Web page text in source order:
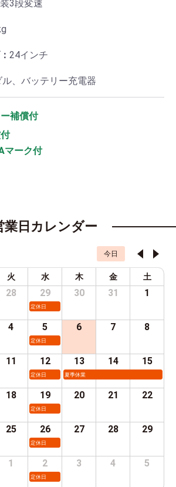
3段変速
24インチ
ル、バッテリー充電器
補償付
マーク付
業日カレンダー
今日
火 水 木 金 土
28 29
定休日
30 31 1
4 5
定休日
6 7 8
11 12
定休日
13
夏季休業
14 15
18 19
定休日
20 21 22
25 26
定休日
27 28 29
1 2
定休日
3 4 5